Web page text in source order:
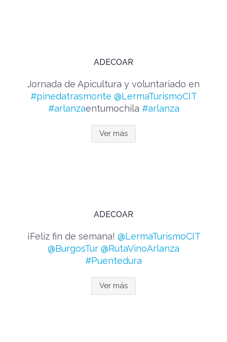
ADECOAR
Jornada de Apicultura y voluntariado en
#pinedatrasmonte @LermaTurismoCIT
#arlanzaentumochila #arlanza
Ver más
ADECOAR
¡Feliz fin de semana! @LermaTurismoCIT
@BurgosTur @RutaVinoArlanza
#Puentedura
Ver más